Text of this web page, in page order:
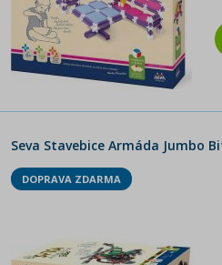
Seva Stavebice Armáda Jumbo
DOPRAVA ZDARMA